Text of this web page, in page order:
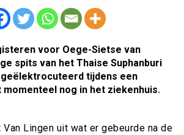
voor Oege-Sietse van
spits van het Thaise Suphanburi
geëlektrocuteerd tijdens een
momenteel nog in het ziekenhuis.
Lingen uit wat er gebeurde na de